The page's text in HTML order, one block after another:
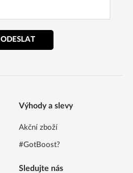
ODESLAT
Výhody a slevy
Akční zboží
#GotBoost?
Sledujte nás